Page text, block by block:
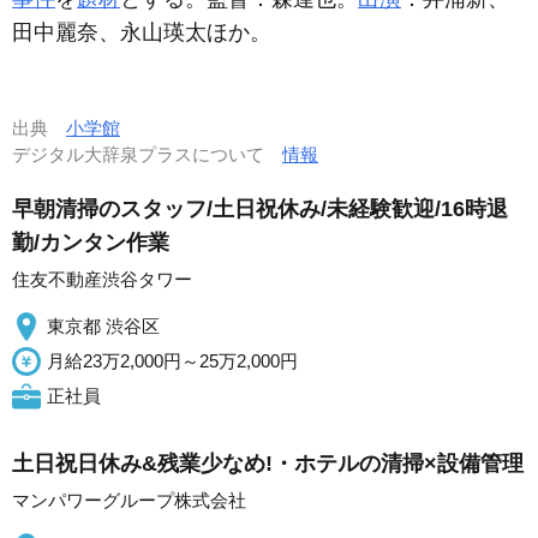
田中麗奈、永山瑛太ほか。
出典 小学館
デジタル大辞泉プラスについて情報
早朝清掃のスタッフ/土日祝休み/未経験歓迎/16時退
勤/カンタン作業
住友不動産渋谷タワー
東京都 渋谷区
月給23万2,000円～25万2,000円
正社員
土日祝日休み&残業少なめ!・ホテルの清掃×設備管理
マンパワーグループ株式会社